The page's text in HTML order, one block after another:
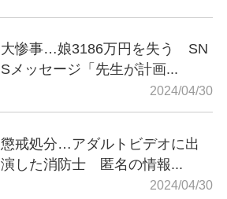
大惨事…娘3186万円を失う SN
Sメッセージ「先生が計画...
2024/04/30
懲戒処分…アダルトビデオに出
演した消防士 匿名の情報...
2024/04/30